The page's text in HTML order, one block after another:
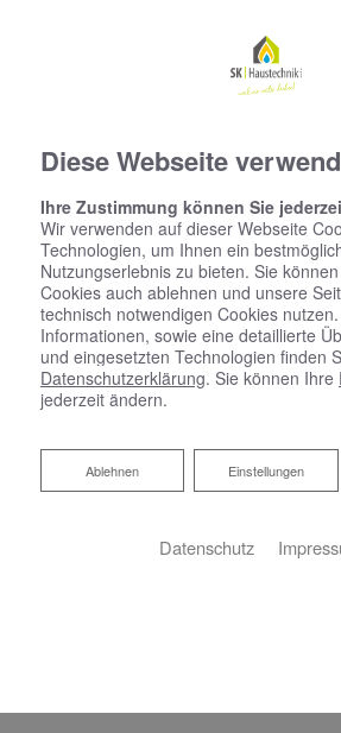
Diese Webseite
Ihre Zustimmung können Sie
Wir verwenden auf dieser Webseite
Technologien, um Ihnen ein
Nutzungserlebnis zu bieten. Sie
Cookies auch ablehnen und unsere
technisch notwendigen Cookies
Informationen, sowie eine detaillierte
und eingesetzten Technologien finden
Datenschutzerklärung. Sie können Ihre
jederzeit ändern.
Einstellungen
Ablehnen
Ablehnen
Datenschutz